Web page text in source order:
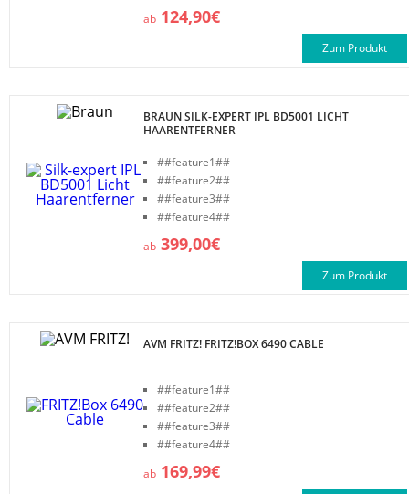
ab 124,90€
Zum Produkt
BRAUN SILK-EXPERT IPL BD5001 LICHT
HAARENTFERNER
##feature1##
##feature2##
##feature3##
##feature4##
ab 399,00€
Zum Produkt
AVM FRITZ! FRITZ!BOX 6490 CABLE
##feature1##
##feature2##
##feature3##
##feature4##
ab 169,99€